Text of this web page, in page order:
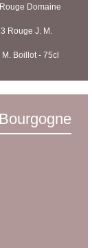
Domaine
Rouge J. M.
Boillot - 75cl